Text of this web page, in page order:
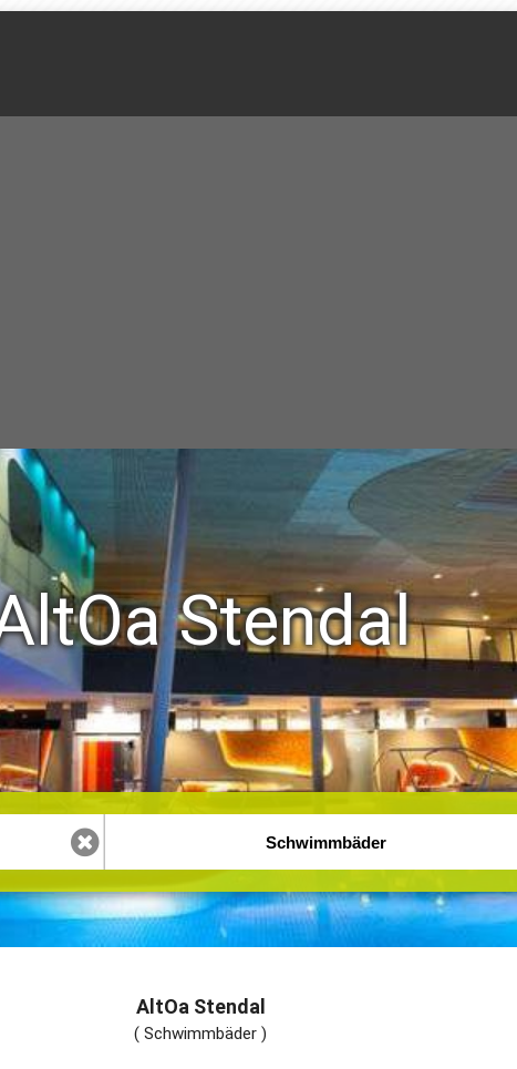
Stendal
AltOa Stendal
( Schwimmbäder )